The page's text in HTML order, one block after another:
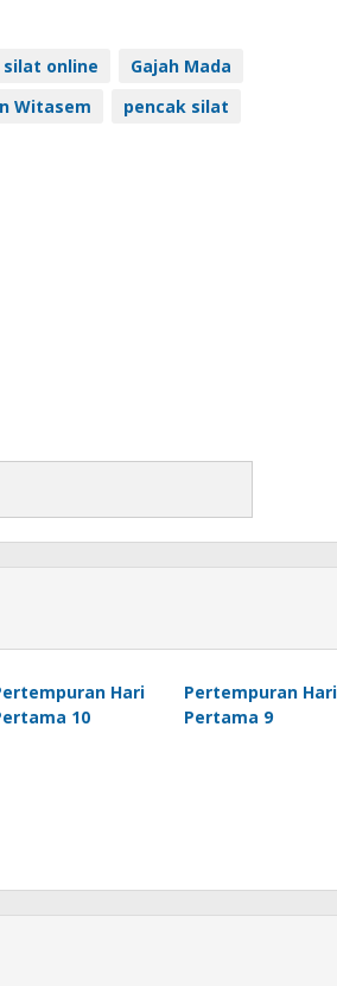
online
Gajah Mada
Witasem
pencak silat
Hari
10
Pertempuran Hari
Pertama 9